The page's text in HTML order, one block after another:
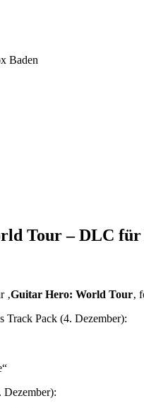
Baden
Tour – DLC für
‚Guitar Hero: World Tour‚
Track Pack (4. Dezember):
Dezember):